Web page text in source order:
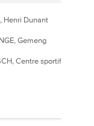
Henri Dunant
Gemeng
Centre sportif